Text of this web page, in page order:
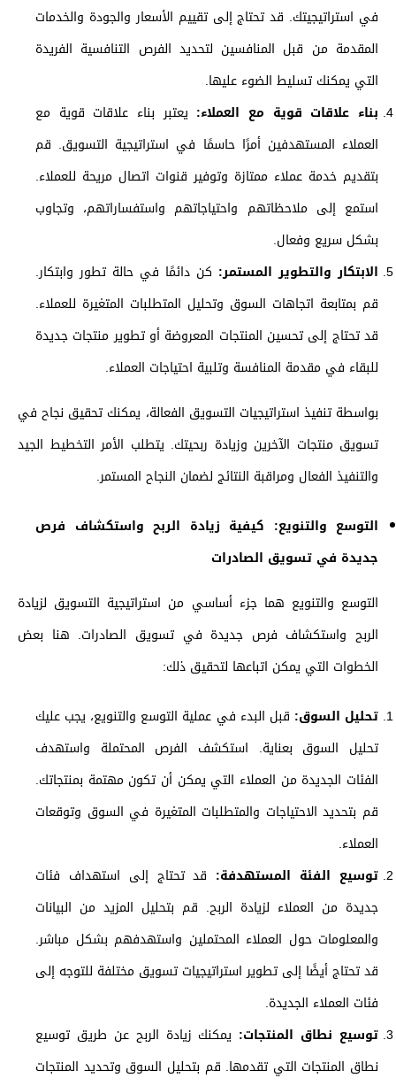
في استراتيجيتك. قد تحتاج إلى تقييم الأسعار والجودة والخدمات
المقدمة من قبل المنافسين لتحديد الفرص التنافسية الفريدة
التي يمكنك تسليط الضوء عليها.
بناء علاقات قوية مع العملاء: يعتبر بناء علاقات قوية مع
العملاء المستهدفين أمرًا حاسمًا في استراتيجية التسويق. قم
بتقديم خدمة عملاء ممتازة وتوفير قنوات اتصال مريحة للعملاء.
استمع إلى ملاحظاتهم واحتياجاتهم واستفساراتهم، وتجاوب
بشكل سريع وفعال.
الابتكار والتطوير المستمر: كن دائمًا في حالة تطور وابتكار.
قم بمتابعة اتجاهات السوق وتحليل المتطلبات المتغيرة للعملاء.
قد تحتاج إلى تحسين المنتجات المعروضة أو تطوير منتجات جديدة
للبقاء في مقدمة المنافسة وتلبية احتياجات العملاء.
بواسطة تنفيذ استراتيجيات التسويق الفعالة، يمكنك تحقيق نجاح في
تسويق منتجات الآخرين وزيادة ربحيتك. يتطلب الأمر التخطيط الجيد
والتنفيذ الفعال ومراقبة النتائج لضمان النجاح المستمر.
التوسع والتنويع: كيفية زيادة الربح واستكشاف فرص
جديدة في تسويق الصادرات
التوسع والتنويع هما جزء أساسي من استراتيجية التسويق لزيادة
الربح واستكشاف فرص جديدة في تسويق الصادرات. هنا بعض
الخطوات التي يمكن اتباعها لتحقيق ذلك:
تحليل السوق: قبل البدء في عملية التوسع والتنويع، يجب عليك
تحليل السوق بعناية. استكشف الفرص المحتملة واستهدف
الفئات الجديدة من العملاء التي يمكن أن تكون مهتمة بمنتجاتك.
قم بتحديد الاحتياجات والمتطلبات المتغيرة في السوق وتوقعات
العملاء.
توسيع الفئة المستهدفة: قد تحتاج إلى استهداف فئات
جديدة من العملاء لزيادة الربح. قم بتحليل المزيد من البيانات
والمعلومات حول العملاء المحتملين واستهدفهم بشكل مباشر.
قد تحتاج أيضًا إلى تطوير استراتيجيات تسويق مختلفة للتوجه إلى
فئات العملاء الجديدة.
توسيع نطاق المنتجات: يمكنك زيادة الربح عن طريق توسيع
نطاق المنتجات التي تقدمها. قم بتحليل السوق وتحديد المنتجات